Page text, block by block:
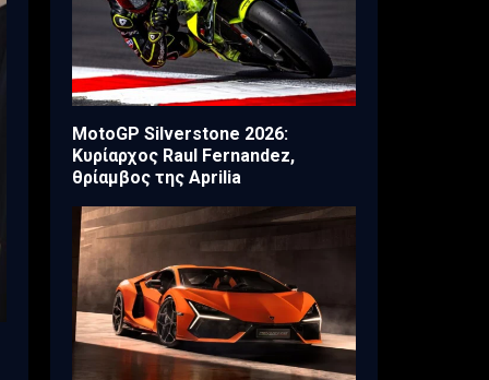
MotoGP Silverstone 2026:
Κυρίαρχος Raul Fernandez,
θρίαμβος της Aprilia